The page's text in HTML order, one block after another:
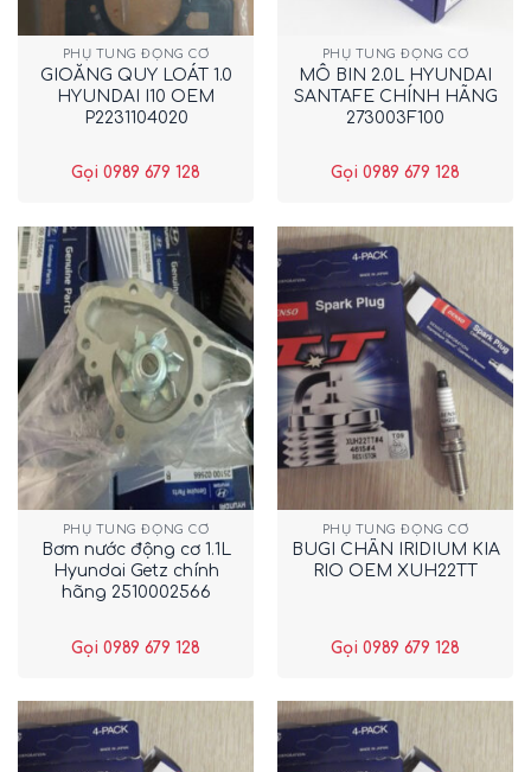
PHỤ TÙNG ĐỘNG CƠ
GIOĂNG QUY LOÁT 1.0
HYUNDAI I10 OEM
P2231104020
Gọi 0989 679 128
PHỤ TÙNG ĐỘNG CƠ
MÔ BIN 2.0L HYUNDAI
SANTAFE CHÍNH HÃNG
273003F100
Gọi 0989 679 128
PHỤ TÙNG ĐỘNG CƠ
Bơm nước động cơ 1.1L
Hyundai Getz chính
hãng 2510002566
Gọi 0989 679 128
PHỤ TÙNG ĐỘNG CƠ
BUGI CHÂN IRIDIUM KIA
RIO OEM XUH22TT
Gọi 0989 679 128